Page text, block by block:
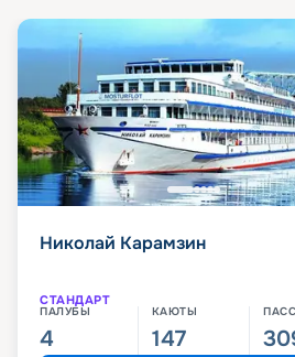
Николай Карамзин
СТАНДАРТ
ПАЛУБЫ
4
КАЮТЫ
147